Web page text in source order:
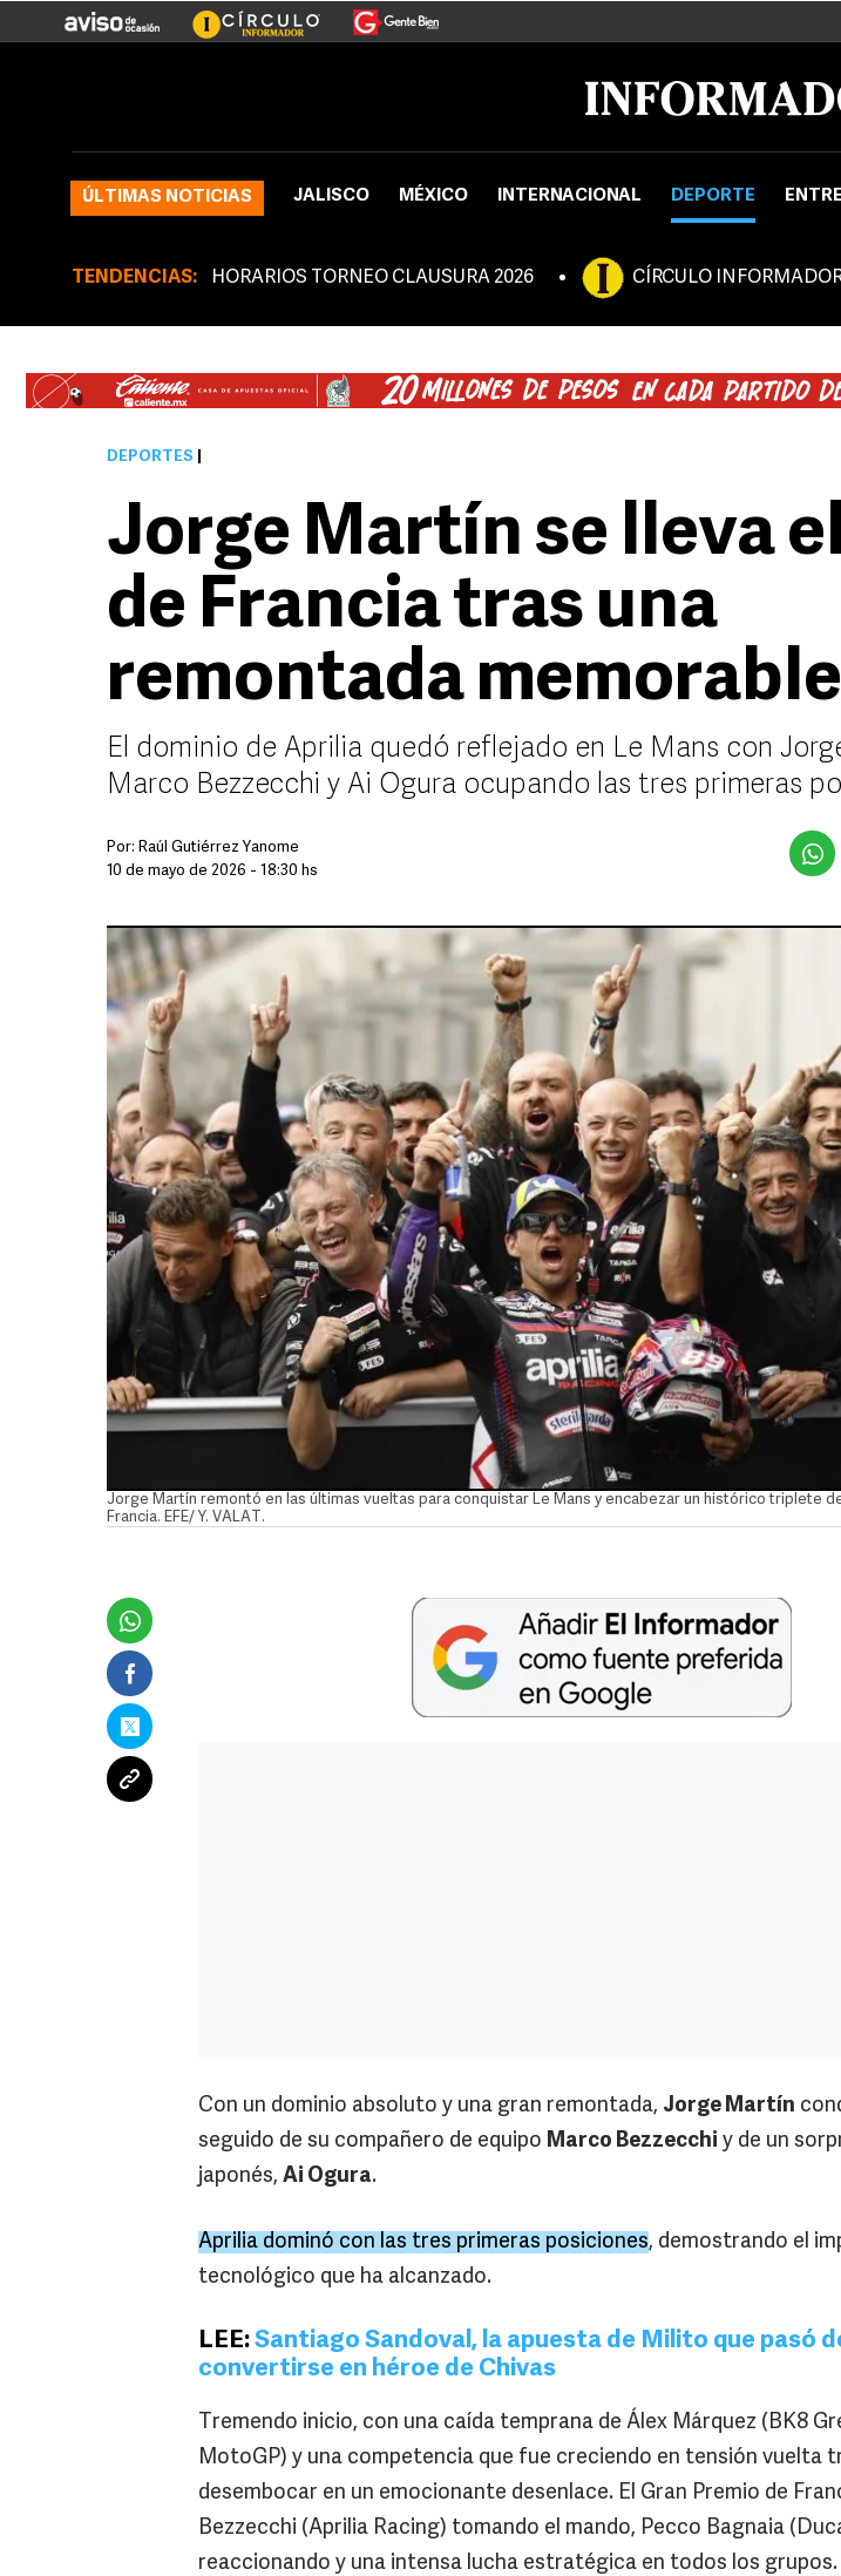
ÚLTIMAS NOTICIAS JALISCO MÉXICO INTERNACIONAL DEPORTE
TENDENCIAS: HORARIOS TORNEO CLAUSURA 2026 CÍRCULO
DEPORTES
Jorge Martín se lleva
de Francia tras una
remontada memorable
El dominio de Aprilia quedó reflejado en Le Mans con
Marco Bezzecchi y Ai Ogura ocupando las tres primeras
Por: Raúl Gutiérrez Yanome
10 de mayo de 2026 - 18:30 hs
Jorge Martín remontó en las últimas vueltas para conquistar Le Mans y encabezar un histórico triplete
Francia. EFE/ Y. VALAT.
Con un dominio absoluto y una gran remontada, Jorge Martín
seguido de su compañero de equipo Marco Bezzecchi y de un
japonés, Ai Ogura.
Aprilia dominó con las tres primeras posiciones, demostrando el
tecnológico que ha alcanzado.
LEE:Santiago Sandoval, la apuesta de Milito que pasó
convertirse en héroe de Chivas
Tremendo inicio, con una caída temprana de Álex Márquez (BK8
MotoGP) y una competencia que fue creciendo en tensión vuelta
desembocar en un emocionante desenlace. El Gran Premio de
Bezzecchi (Aprilia Racing) tomando el mando, Pecco Bagnaia
reaccionando y una intensa lucha estratégica en todos los